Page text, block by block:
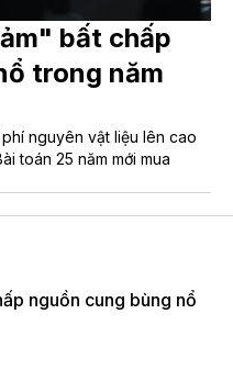
bất chấp
trong năm
nguyên vật liệu lên cao
toán 25 năm mới mua
nguồn cung bùng nổ